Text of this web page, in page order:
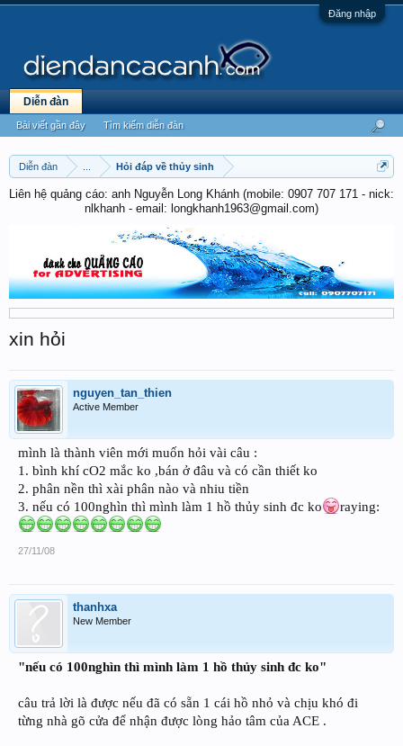
Đăng nhập
Diễn đàn Hỏi đáp về thủy sinh
Liên hệ quảng cáo: anh Nguyễn Long Khánh (mobile: 0907 707 171 - nick:
nlkhanh - email: longkhanh1963@gmail.com)
xin hỏi
nguyen_tan_thien
Active Member
mình là thành viên mới muốn hỏi vài câu :
1. bình khí cO2 mắc ko ,bán ở đâu và có cần thiết ko
2. phân nền thì xài phân nào và nhiu tiền
3. nếu có 100nghìn thì mình làm 1 hồ thủy sinh đc ko
raying:
27/11/08
thanhxa
New Member
"nếu có 100nghìn thì mình làm 1 hồ thủy sinh đc ko"
câu trả lời là được nếu đã có sẵn 1 cái hồ nhỏ và chịu khó đi
từng nhà gõ cửa để nhận được lòng hảo tâm của ACE .
Diễn đàn
Bài viết gần đây Tìm kiếm diễn đàn